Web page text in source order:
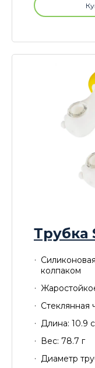
Трубка
колпаком
Стеклянная
Длина: 10.9
Вес: 78.7 г
Диаметр